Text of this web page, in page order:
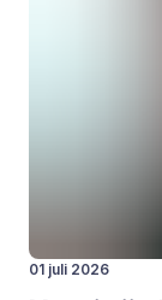
01 juli 2026